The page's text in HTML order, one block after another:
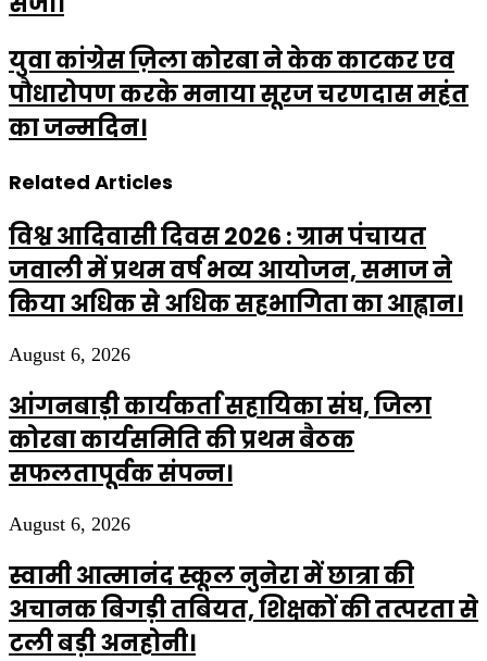
युवा कांग्रेस ज़िला कोरबा ने केक काटकर एव
पौधारोपण करके मनाया सूरज चरणदास महंत
का जन्मदिन।
Related Articles
विश्व आदिवासी दिवस 2026 : ग्राम पंचायत
जवाली में प्रथम वर्ष भव्य आयोजन, समाज ने
किया अधिक से अधिक सहभागिता का आह्वान।
August 6, 2026
आंगनबाड़ी कार्यकर्ता सहायिका संघ, जिला
कोरबा कार्यसमिति की प्रथम बैठक
सफलतापूर्वक संपन्न।
August 6, 2026
स्वामी आत्मानंद स्कूल नुनेरा में छात्रा की
अचानक बिगड़ी तबियत, शिक्षकों की तत्परता से
टली बड़ी अनहोनी।